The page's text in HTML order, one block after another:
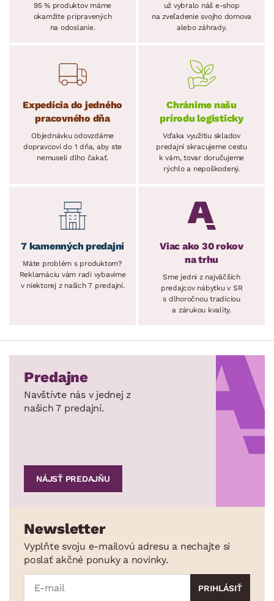
95 % produktov máme
okamžite pripravených
na odoslanie.
už vybralo náš e-shop
na zveľadenie svojho domova
alebo záhrady.
Expedícia do jedného
pracovného dňa
Objednávku odovzdáme
dopravcovi do 1 dňa, aby ste
nemuseli dlho čakať.
Chránime našu
prírodu logisticky
Vďaka využitiu skladov
predajní skracujeme cestu
k vám, tovar doručujeme
rýchlo a nepoškodený.
7 kamenných predajní
Máte problém s produktom?
Reklamáciu vám radi vybavíme
v niektorej z našich 7 predajní.
Viac ako 30 rokov
na trhu
Sme jedni z najväčších
predajcov nábytku v SR
s dlhoročnou tradíciou
a zárukou kvality.
Predajne
Navštívte nás v jednej z
našich 7 predajní.
NÁJSŤ PREDAJŇU
Newsletter
Vyplňte svoju e-mailovú adresu a nechajte si
poslať akčné ponuky a novinky.